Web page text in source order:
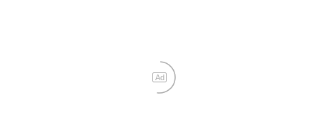
Ad